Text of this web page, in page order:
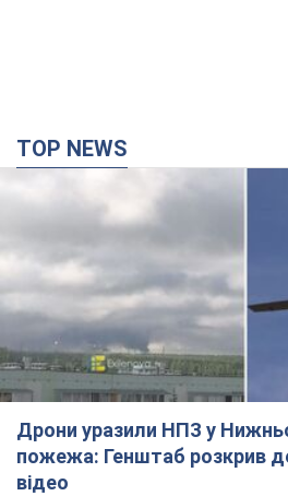
TOP NEWS
Дрони уразили НПЗ у
пожежа: Генштаб розкрив
відео